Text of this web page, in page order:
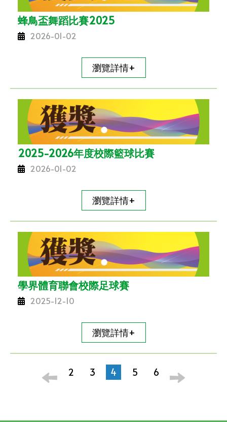
蜂鳥盃舞蹈比賽2025
2026-01-02
瀏覽詳情+
2025-2026年度校際籃球比賽
2026-01-02
瀏覽詳情+
學界體育聯會校際足球賽
2025-12-10
瀏覽詳情+
2 3 4 5 6